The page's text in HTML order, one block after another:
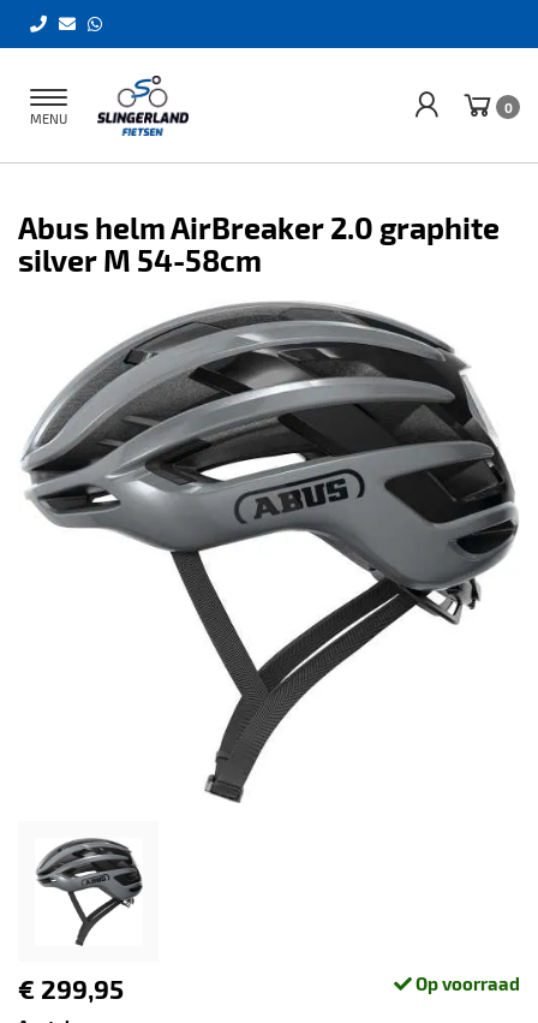
Toggle
navigation
MENU
0
Abus helm AirBreaker 2.0 graphite
silver M 54-58cm
€ 299,95 Op voorraad